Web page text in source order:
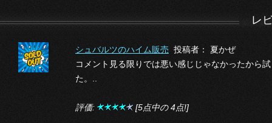
レ
シュバルツのハイム販売 投稿者： 夏かぜ
コメント見る限りでは悪い感じじゃなかったから
た。..
評価: [5点中の 4点!]